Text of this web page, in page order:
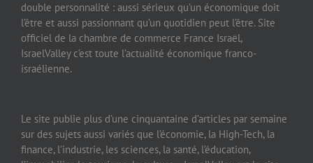
double personnalité : aussi sérieux qu’un économique doit
l’être et aussi passionnant qu’un quotidien peut l’être. Site
officiel de la chambre de commerce France Israël,
IsraelValley c’est toute l’actualité économique franco-
israélienne.
Le site publie plus d’une cinquantaine d’articles par semaine
sur des sujets aussi variés que l’économie, la High-Tech, la
finance, l’industrie, les sciences, la santé, l’éducation,